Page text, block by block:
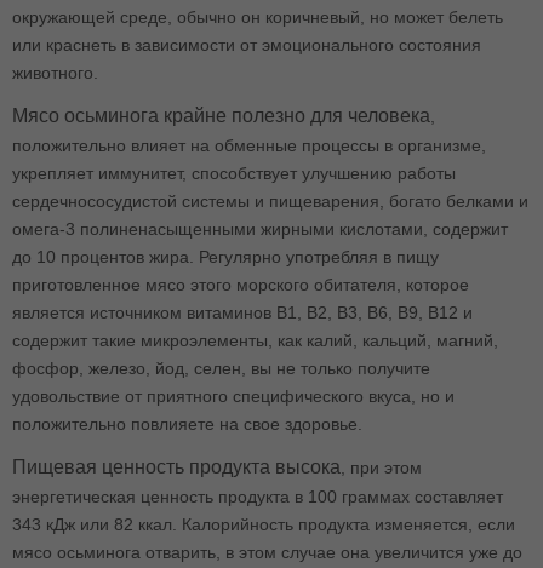
окружающей среде, обычно он коричневый, но может белеть
или краснеть в зависимости от эмоционального состояния
животного.
Мясо осьминога крайне полезно для человека
положительно влияет на обменные процессы в организме,
укрепляет иммунитет, способствует улучшению работы
сердечнососудистой системы и пищеварения, богато белками и
омега-3 полиненасыщенными жирными кислотами, содержит
до 10 процентов жира. Регулярно употребляя в пищу
приготовленное мясо этого морского обитателя, которое
является источником витаминов В1, В2, В3, В6, В9, В12 и
содержит такие микроэлементы, как калий, кальций, магний,
фосфор, железо, йод, селен, вы не только получите
удовольствие от приятного специфического вкуса, но и
положительно повлияете на свое здоровье.
Пищевая ценность продукта высока , при этом
энергетическая ценность продукта в 100 граммах составляет
343 кДж или 82 ккал. Калорийность продукта изменяется, если
мясо осьминога отварить, в этом случае она увеличится уже до